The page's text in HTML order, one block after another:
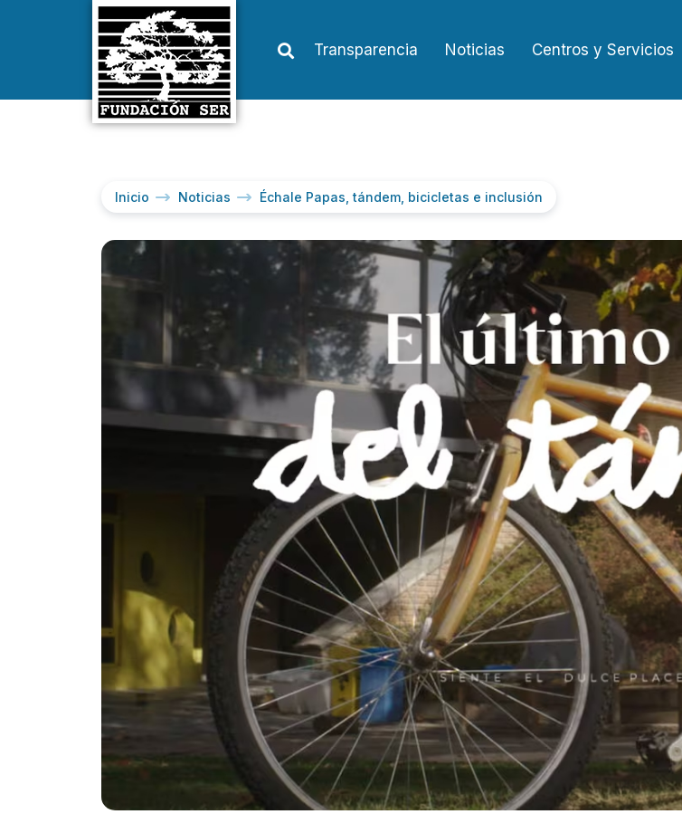
Transparencia Noticias Centros y Servicios
Inicio Noticias Échale Papas, tándem, bicicletas e inclusión